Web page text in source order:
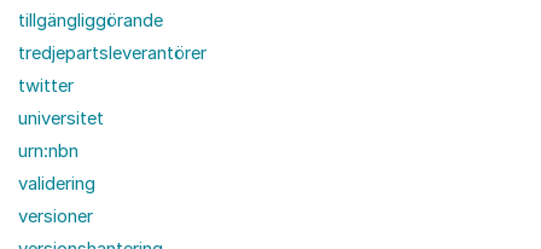
tillgängliggörande
tredjepartsleverantörer
twitter
universitet
urn:nbn
validering
versioner